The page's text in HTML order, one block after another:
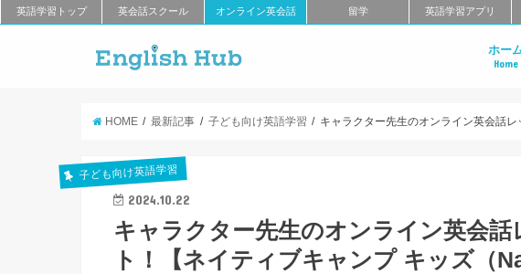
英語学習トップ 英会話スクール オンライン英会話 留学 英語学習アプリ
ホー
Home
HOME 最新記事 子ども向け英語学習 キャラクター先生のオンライン英会話
子ども向け英語学習
2024.10.22
キャラクター先生のオンライン英会
ト！【ネイティブキャンプ キッズ（